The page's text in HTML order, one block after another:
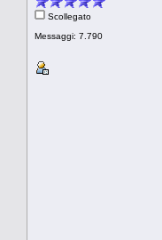
Scollegato
Messaggi: 7.790